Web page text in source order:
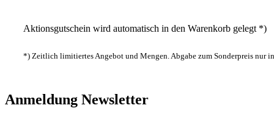
Aktionsgutschein wird automatisch in den Warenkorb gelegt *)
*) Zeitlich limitiertes Angebot und Mengen. Abgabe zum Sonderpreis nur
Anmeldung Newsletter